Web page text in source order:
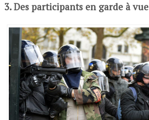
3. Des participants en garde à vue